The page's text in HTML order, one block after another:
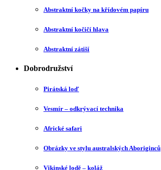
Abstraktní kočky na křídovém papíru
Abstraktní kočičí hlava
Abstraktní zátiší
Dobrodružství
Pirátská loď
Vesmír – odkrývací technika
Africké safari
Obrázky ve stylu australských Aboriginců
Vikinské lodě – koláž